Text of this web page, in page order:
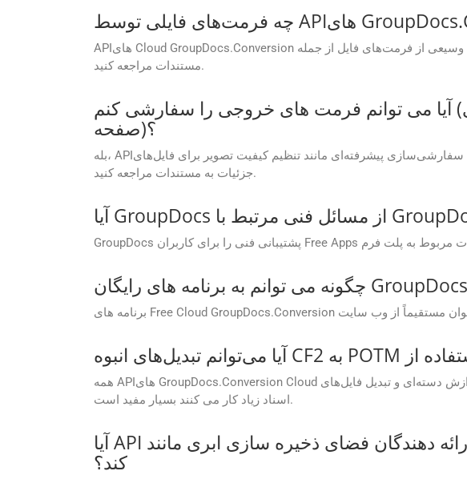
APIهای Cloud GroupDocs.Conversion از طیف وسیعی از فرمت‌های فایل از جمله Word، Excel، PDF و غیره پشتیبانی می‌کنند. برای لیست کامل فرمت های پشتیبانی شده به
مستندات مراجعه کنید.
آیا می توانم فرمت های خروجی را سفارشی کنم (به عنوان مثال، تنظیم کیفیت تصویر، فشرده سازی PDF، یا محدوده
صفحه)؟
بله، APIها گزینه‌های سفارشی‌سازی پیشرفته‌ای مانند تنظیم کیفیت تصویر برای فایل‌های PDF، تعیین محدوده صفحه برای تبدیل و تنظیم سطوح فشرده‌سازی را ارائه می‌کنند. برای
جزئیات به مستندات مراجعه کنید.
همه APIهای GroupDocs.Conversion Cloud به پردازش دسته‌ای و تبدیل فایل‌های CF2 به POTM در یک تماس API اجازه می‌دهند. این ویژگی برای شرکت هایی که با حجم کاری
اسناد زیاد کار می کنند بسیار مفید است.
آیا API از ادغام با ارائه دهندگان فضای ذخیره سازی ابری مانند AWS S3، Azure Blob یا Google Drive پشتیبانی می
کند؟